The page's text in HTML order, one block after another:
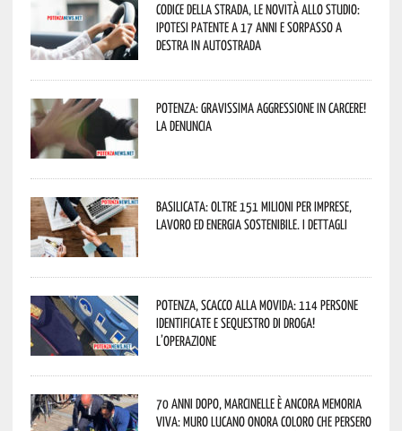
Codice della strada, le novità allo studio:
ipotesi patente a 17 anni e sorpasso a
destra in autostrada
Potenza: gravissima aggressione in Carcere!
La denuncia
Basilicata: oltre 151 milioni per imprese,
lavoro ed energia sostenibile. I dettagli
Potenza, scacco alla movida: 114 persone
identificate e sequestro di droga!
L’operazione
70 anni dopo, Marcinelle è ancora memoria
viva: Muro Lucano onora coloro che persero